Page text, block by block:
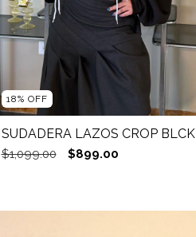
18% OFF
SUDADERA LAZOS CROP BLCK
$1,099.00 $899.00